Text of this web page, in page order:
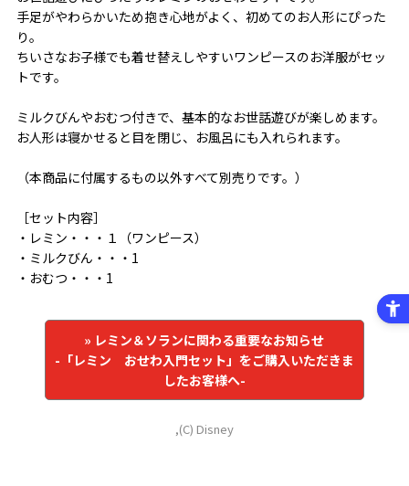
手足がやわらかいため抱き心地がよく、初めてのお人形にぴった
り。
ちいさなお子様でも着せ替えしやすいワンピースのお洋服がセッ
トです。
ミルクびんやおむつ付きで、基本的なお世話遊びが楽しめます。
お人形は寝かせると目を閉じ、お風呂にも入れられます。
（本商品に付属するもの以外すべて別売りです。）
［セット内容］
・レミン・・・１（ワンピース）
・ミルクびん・・・1
・おむつ・・・1
» レミン＆ソランに関わる重要なお知らせ
-「レミン おせわ入門セット」をご購入いただきま
したお客様へ-
,(C) Disney